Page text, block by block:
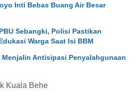
Inti Bebas Buang Air Besar
Sebangki, Polisi Pastikan
Warga Saat Isi BBM
Menjalin Antisipasi Penyalahgunaan
Kuala Behe